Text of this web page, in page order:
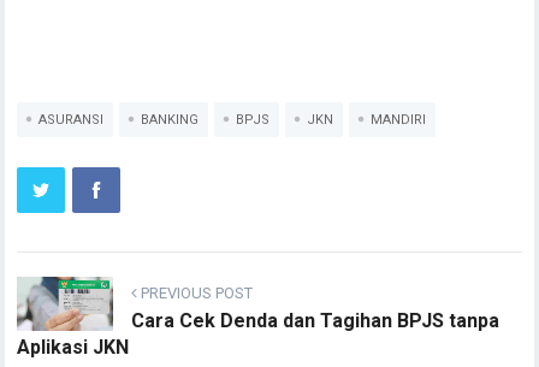
ASURANSI BANKING BPJS JKN MANDIRI
PREVIOUS POST
Cara Cek Denda dan Tagihan BPJS tanpa
Aplikasi JKN